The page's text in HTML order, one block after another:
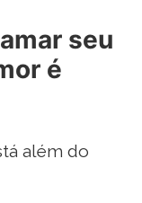
seu
é
além do